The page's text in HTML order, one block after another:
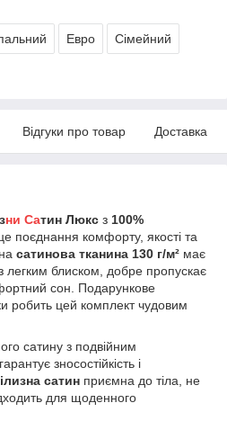
Евро Сімейний
Відгуки про товар Доставка
ни Сатин Люкс з 100%
поєднання комфорту, якості та
сатинова тканина 130 г/м² має
легким блиском, добре пропускає
сон. Подарункове
робить цей комплект чудовим
сатину з подвійним
зносостійкість і
сатин приємна до тіла, не
для щоденного